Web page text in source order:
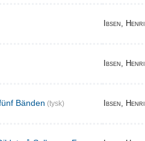
Ibsen,
Ibsen,
Bänden (tysk) Ibsen,